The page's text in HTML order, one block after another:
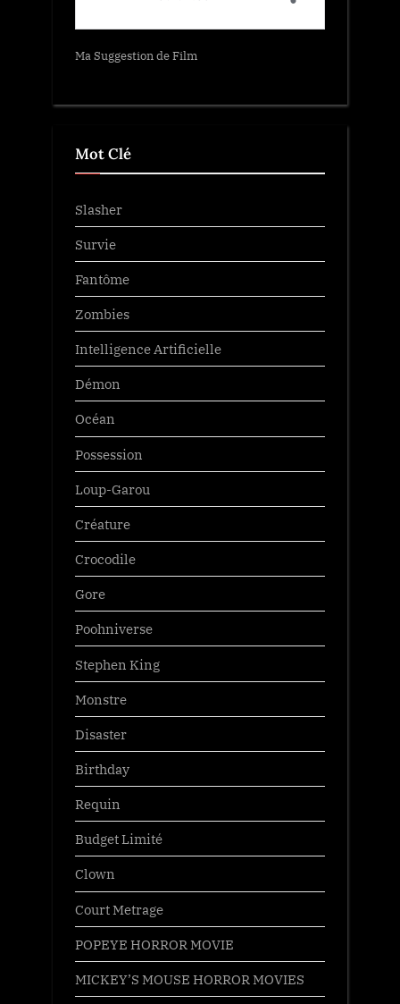
Ma Suggestion de Film
Mot Clé
Slasher
Survie
Fantôme
Zombies
Intelligence Artificielle
Démon
Océan
Possession
Loup-Garou
Créature
Crocodile
Gore
Poohniverse
Stephen King
Monstre
Disaster
Birthday
Requin
Budget Limité
Clown
Court Metrage
POPEYE HORROR MOVIE
MICKEY’S MOUSE HORROR MOVIES